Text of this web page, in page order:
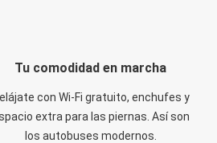
Tu comodidad en marcha
con Wi-Fi gratuito, enchufes y
extra para las piernas. Así son
los autobuses modernos.